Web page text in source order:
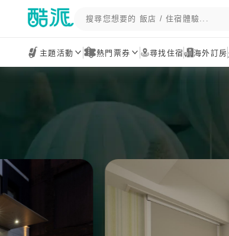
主題活動 熱門票券 尋找住宿 海外訂房